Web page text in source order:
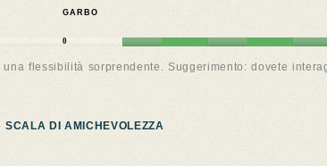
GARBO
0
flessibilità sorprendente. Suggerimento: dovete
SCALA DI AMICHEVOLEZZA